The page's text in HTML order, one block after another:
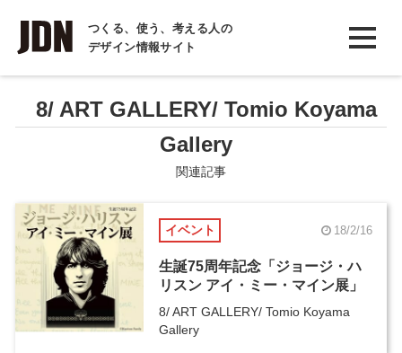
つくる、使う、考える人の
デザイン情報サイト
INTERVIEW
インタビュー
REPORT
レポート
8/ ART GALLERY/ Tomio Koyama
Gallery
関連記事
イベント 18/2/16
生誕75周年記念「ジョージ・ハ
リスン アイ・ミー・マイン展」
8/ ART GALLERY/ Tomio Koyama
Gallery